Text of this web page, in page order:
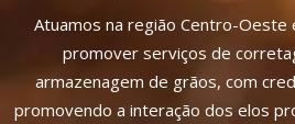
Atuamos na região Centro-Oeste
promover serviços de
armazenagem de grãos, com
promovendo a interação dos elos